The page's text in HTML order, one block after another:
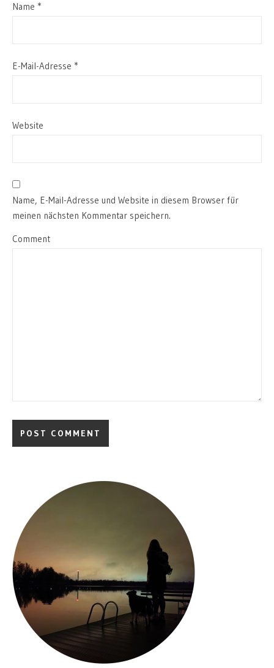
Name *
E-Mail-Adresse *
Website
Name, E-Mail-Adresse und Website in diesem Browser für
meinen nächsten Kommentar speichern.
Comment